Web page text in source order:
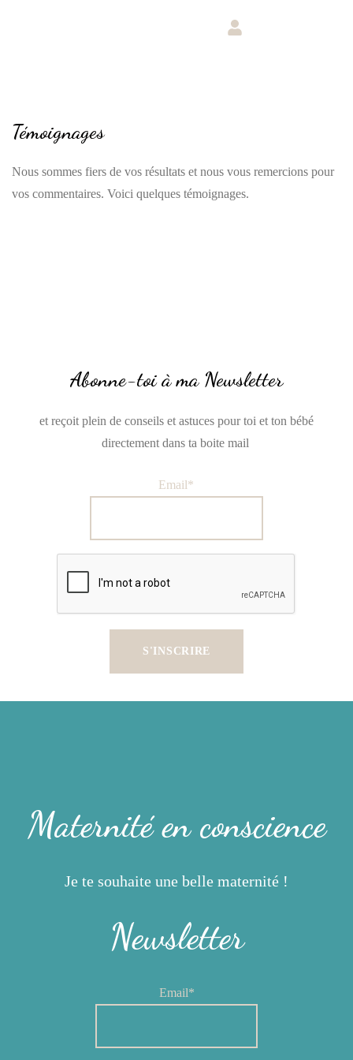
Témoignages
Nous sommes fiers de vos résultats et nous vous remercions pour
vos commentaires. Voici quelques témoignages.
Abonne-toi à ma Newsletter
et reçoit plein de conseils et astuces pour toi et ton bébé
directement dans ta boite mail
Email*
Maternité en conscience
Je te souhaite une belle maternité !
Newsletter
Email*